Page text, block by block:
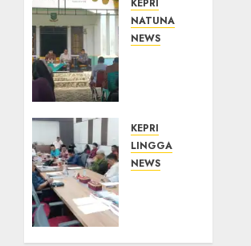
KEPRI
NATUNA
NEWS
Kepri
Terima
Aspirasi
KEPRI
LINGGA
NEWS